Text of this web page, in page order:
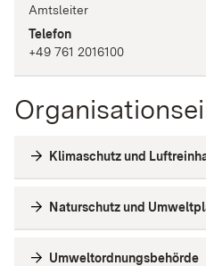
Amtsleiter
Telefon
+49 761 2016100
Klimaschutz und
Naturschutz und
Umweltordnungsbehörde